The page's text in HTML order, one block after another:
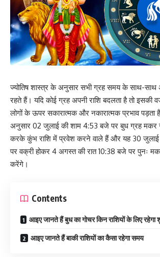
ज्योतिष शास्त्र के अनुसार सभी ग्रह समय के साथ-साथ
रहते हैं। यदि कोई ग्रह अपनी राशि बदलता है तो इसकी
लोगों के ऊपर सकारात्मक और नकारात्मक प्रभाव पड़ता
अनुसार 02 जुलाई की शाम 4:53 बजे पर बुध ग्रह मकर
करके कुंभ राशि में प्रवेश करने वाले हैं और यह 30 जुलाई
पर वक्री होकर 4 अगस्त की रात 10:38 बजे पर पुनः
करेंगे।
Contents
आइए जानते हैं बुध का गोचर किन राशियों के लिए रहेगा
आइए जानते हैं बाकी राशियों का कैसा रहेगा समय